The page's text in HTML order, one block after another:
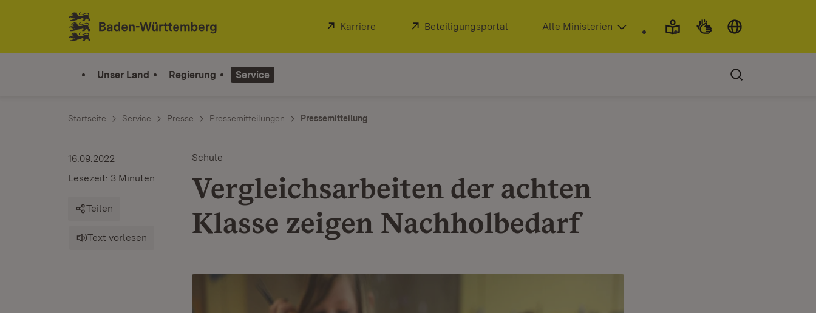
Zum Inhalt springen
Link zur Startseite
Extern:
Karriere (Öffnet in neuem Fenster)
Extern:
Beteiligungsportal (Öffnet in neuem Fenster)
Alle Ministerien
Unser Land Regierung Service
Startseite Service Presse Pressemitteilungen Pressemitteilung
Schule
Vergleichsarbeiten der achten
Klasse zeigen Nachholbedarf
16.09.2022
Lesezeit: 3 Minuten
Teilen
Text vorlesen